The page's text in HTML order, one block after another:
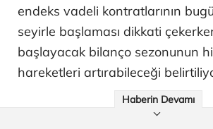
endeks vadeli kontratlarının
seyirle başlaması dikkati
başlayacak bilanço sezonunun
hareketleri artırabileceği
Haberin Devamı